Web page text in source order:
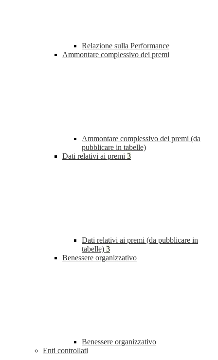
Relazione sulla Performance
Ammontare complessivo dei premi
Ammontare complessivo dei premi (da
pubblicare in tabelle)
Dati relativi ai premi 3
Dati relativi ai premi (da pubblicare in
tabelle) 3
Benessere organizzativo
Benessere organizzativo
Enti controllati